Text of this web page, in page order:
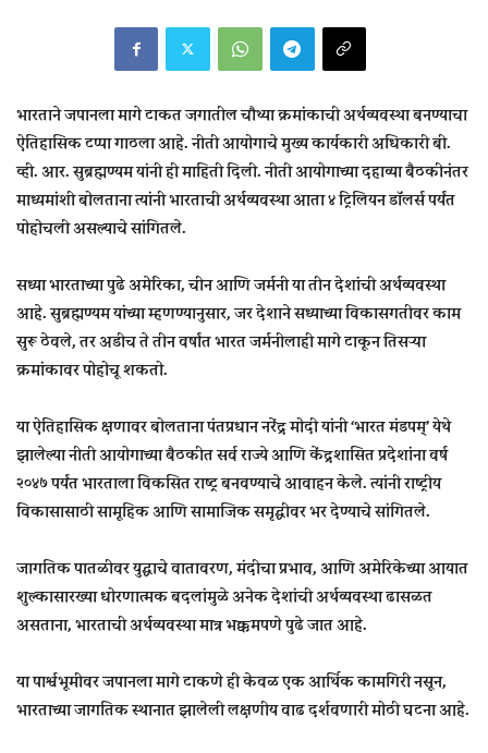
भारताने जपानला मागे टाकत जगातील चौथ्या क्रमांकाची अर्थव्यवस्था बनण्याचा
ऐतिहासिक टप्पा गाठला आहे. नीती आयोगाचे मुख्य कार्यकारी अधिकारी बी.
व्ही. आर. सुब्रह्मण्यम यांनी ही माहिती दिली. नीती आयोगाच्या दहाव्या बैठकीनंतर
माध्यमांशी बोलताना त्यांनी भारताची अर्थव्यवस्था आता४ ट्रिलियन डॉलर्सपर्यंत
पोहोचली असल्याचे सांगितले.
सध्या भारताच्या पुढे अमेरिका, चीन आणि जर्मनी या तीन देशांची अर्थव्यवस्था
आहे. सुब्रह्मण्यम यांच्या म्हणण्यानुसार, जर देशाने सध्याच्या विकासगतीवर काम
सुरू ठेवले, तरअडीच ते तीन वर्षांत भारत जर्मनीलाही मागे टाकून तिसऱ्या
क्रमांकावर पोहोचू शकतो.
या ऐतिहासिक क्षणावर बोलताना पंतप्रधान नरेंद्र मोदी यांनी ‘भारत मंडपम्’ येथे
झालेल्या नीती आयोगाच्या बैठकीत सर्व राज्ये आणि केंद्रशासित प्रदेशांना वर्ष
२०४७ पर्यंत भारताला विकसित राष्ट्र बनवण्याचे आवाहनकेले. त्यांनी राष्ट्रीय
विकासासाठी सामूहिक आणि सामाजिक समृद्धीवर भर देण्याचे सांगितले.
जागतिक पातळीवर युद्धाचे वातावरण, मंदीचा प्रभाव, आणि अमेरिकेच्या आयात
शुल्कासारख्या धोरणात्मक बदलांमुळे अनेक देशांची अर्थव्यवस्था ढासळत
असताना, भारताची अर्थव्यवस्था मात्र भक्कमपणे पुढे जात आहे.
या पार्श्वभूमीवर जपानला मागे टाकणे ही केवळ एक आर्थिक कामगिरी नसून,
भारताच्या जागतिक स्थानात झालेली लक्षणीय वाढ दर्शवणारी मोठी घटना आहे.